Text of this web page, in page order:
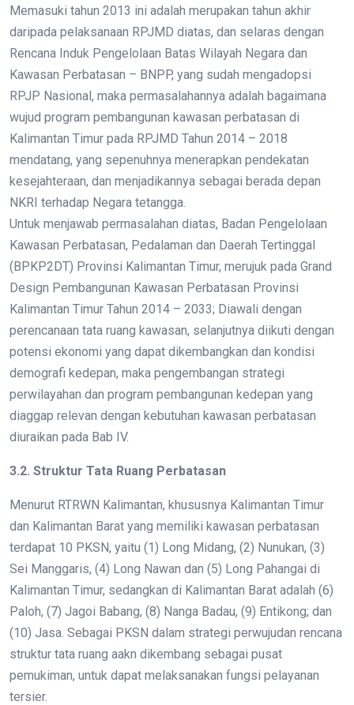
Memasuki tahun 2013 ini adalah merupakan tahun akhir
daripada pelaksanaan RPJMD diatas, dan selaras dengan
Rencana Induk Pengelolaan Batas Wilayah Negara dan
Kawasan Perbatasan – BNPP, yang sudah mengadopsi
RPJP Nasional, maka permasalahannya adalah bagaimana
wujud program pembangunan kawasan perbatasan di
Kalimantan Timur pada RPJMD Tahun 2014 – 2018
mendatang, yang sepenuhnya menerapkan pendekatan
kesejahteraan, dan menjadikannya sebagai berada depan
NKRI terhadap Negara tetangga.
Untuk menjawab permasalahan diatas, Badan Pengelolaan
Kawasan Perbatasan, Pedalaman dan Daerah Tertinggal
(BPKP2DT) Provinsi Kalimantan Timur, merujuk pada Grand
Design Pembangunan Kawasan Perbatasan Provinsi
Kalimantan Timur Tahun 2014 – 2033; Diawali dengan
perencanaan tata ruang kawasan, selanjutnya diikuti dengan
potensi ekonomi yang dapat dikembangkan dan kondisi
demografi kedepan, maka pengembangan strategi
perwilayahan dan program pembangunan kedepan yang
diaggap relevan dengan kebutuhan kawasan perbatasan
diuraikan pada Bab IV.
3.2. Struktur Tata Ruang Perbatasan
Menurut RTRWN Kalimantan, khususnya Kalimantan Timur
dan Kalimantan Barat yang memiliki kawasan perbatasan
terdapat 10 PKSN, yaitu (1) Long Midang, (2) Nunukan, (3)
Sei Manggaris, (4) Long Nawan dan (5) Long Pahangai di
Kalimantan Timur, sedangkan di Kalimantan Barat adalah (6)
Paloh, (7) Jagoi Babang, (8) Nanga Badau, (9) Entikong; dan
(10) Jasa. Sebagai PKSN dalam strategi perwujudan rencana
struktur tata ruang aakn dikembang sebagai pusat
pemukiman, untuk dapat melaksanakan fungsi pelayanan
tersier.